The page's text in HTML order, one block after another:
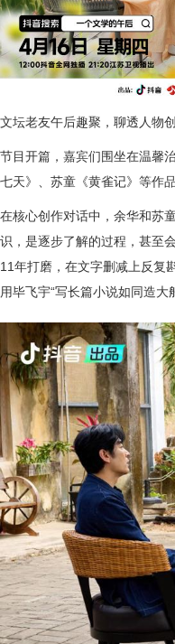
文坛老友午后趣聚，聊透人物
节目开篇，嘉宾们围坐在温馨
七天》、苏童《黄雀记》等作
在核心创作对话中，余华和苏
识，是逐步了解的过程，甚至
11年打磨，在文字删减上反复
用毕飞宇“写长篇小说如同造